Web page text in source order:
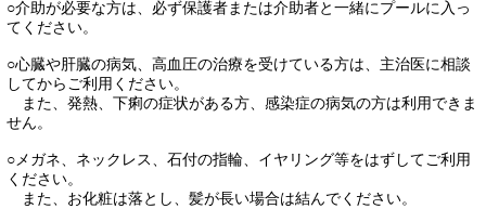
○介助が必要な方は、必ず保護者または介助者と一緒にプールに入っ
てください。
○心臓や肝臓の病気、高血圧の治療を受けている方は、主治医に相談
してからご利用ください。
また、発熱、下痢の症状がある方、感染症の病気の方は利用できま
せん。
○メガネ、ネックレス、石付の指輪、イヤリング等をはずしてご利用
ください。
また、お化粧は落とし、髪が長い場合は結んでください。